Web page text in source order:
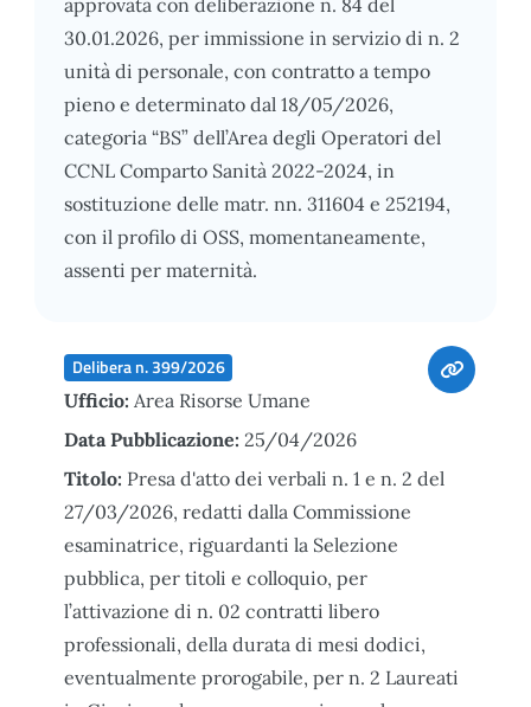
30.01.2026, per immissione in servizio di n. 2
unità di personale, con contratto a tempo
pieno e determinato dal 18/05/2026,
categoria “BS” dell’Area degli Operatori del
CCNL Comparto Sanità 2022-2024, in
sostituzione delle matr. nn. 311604 e 252194,
con il profilo di OSS, momentaneamente,
assenti per maternità.
Delibera n. 399/2026
Ufficio: Area Risorse Umane
Data Pubblicazione: 25/04/2026
Titolo: Presa d'atto dei verbali n. 1 e n. 2 del
27/03/2026, redatti dalla Commissione
esaminatrice, riguardanti la Selezione
pubblica, per titoli e colloquio, per
l’attivazione di n. 02 contratti libero
professionali, della durata di mesi dodici,
eventualmente prorogabile, per n. 2 Laureati